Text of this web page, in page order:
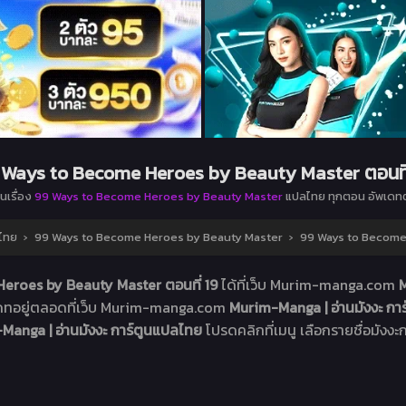
to Become Heroes by Beauty Master ตอน
เรื่อง 99 Ways to Become Heroes by Beauty Masterแปลไทย ทุกตอน อัพเด
ทย › 99 Ways to Become Heroes by Beauty Master › 99 Ways to
by Beauty Master ตอนที่ 19ได้ที่เว็บ Murim-manga.com
ทอยู่ตลอดที่เว็บ Murim-manga.com Murim-Manga | อ่านมังงะ ก
| อ่านมังงะ การ์ตูนแปลไทยโปรดคลิกที่เมนู เลือกรายชื่อมังงะ